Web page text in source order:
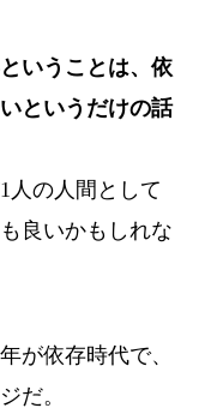
いうことは、依
というだけの話
の人間として
良いかもしれな
が依存時代で、
だ。